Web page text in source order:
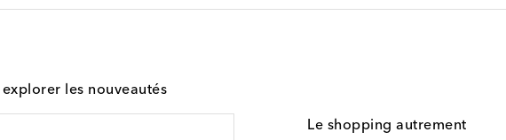
les nouveautés
Le shopping autrement